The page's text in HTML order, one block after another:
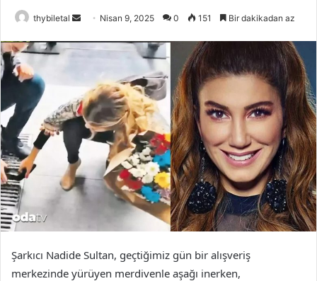
thybiletal
Bir
posta
Nisan 9, 2025 0 151 Bir dakikadan az
Şarkıcı Nadide Sultan, geçtiğimiz gün bir alışveriş
merkezinde yürüyen merdivenle aşağı inerken,